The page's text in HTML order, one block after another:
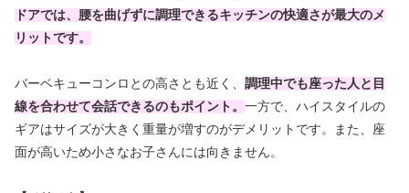
ドアでは、腰を曲げずに調理できるキッチンの快適さが最大のメ
リットです。
バーベキューコンロとの高さとも近く、 調理中でも座った人と目
線を合わせて会話できるのもポイント。 一方で、ハイスタイルの
ギアはサイズが大きく重量が増すのがデメリットです。また、座
面が高いため小さなお子さんには向きません。